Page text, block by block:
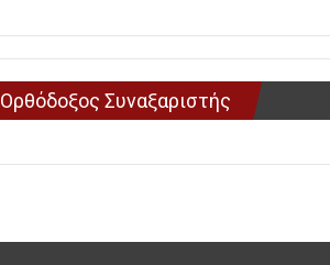
Ορθόδοξος Συναξαριστής